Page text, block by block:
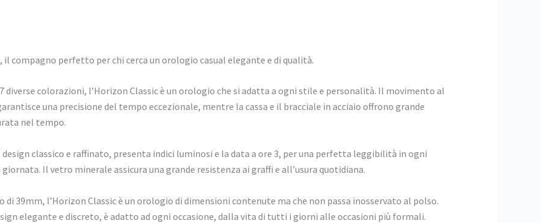
il compagno perfetto per chi cerca un orologio casual elegante e di qualità.
diverse colorazioni, l’Horizon Classic è un orologio che si adatta a ogni stile e personalità. Il movimento al
una precisione del tempo eccezionale, mentre la cassa e il bracciale in acciaio offrono grande
nel tempo.
classico e raffinato, presenta indici luminosi e la data a ore 3, per una perfetta leggibilità in ogni
Il vetro minerale assicura una grande resistenza ai graffi e all’usura quotidiana.
di 39mm, l’Horizon Classic è un orologio di dimensioni contenute ma che non passa inosservato al polso.
elegante e discreto, è adatto ad ogni occasione, dalla vita di tutti i giorni alle occasioni più formali.